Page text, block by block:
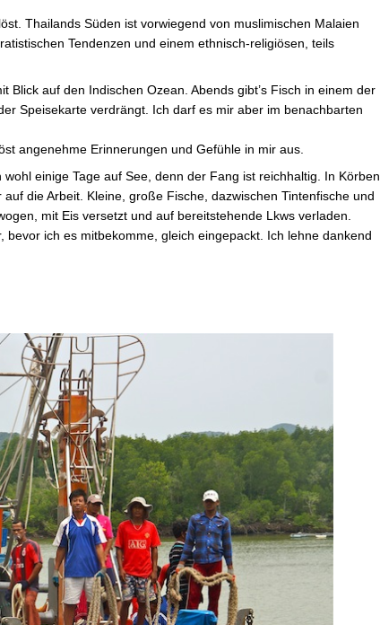
Thailands Süden ist vorwiegend von muslimischen Malaien
Tendenzen und einem ethnisch-religiösen, teils
auf den Indischen Ozean. Abends gibt’s Fisch in einem der
Speisekarte verdrängt. Ich darf es mir aber im benachbarten
angenehme Erinnerungen und Gefühle in mir aus.
einige Tage auf See, denn der Fang ist reichhaltig. In Körben
die Arbeit. Kleine, große Fische, dazwischen Tintenfische und
mit Eis versetzt und auf bereitstehende Lkws verladen.
ich es mitbekomme, gleich eingepackt. Ich lehne dankend